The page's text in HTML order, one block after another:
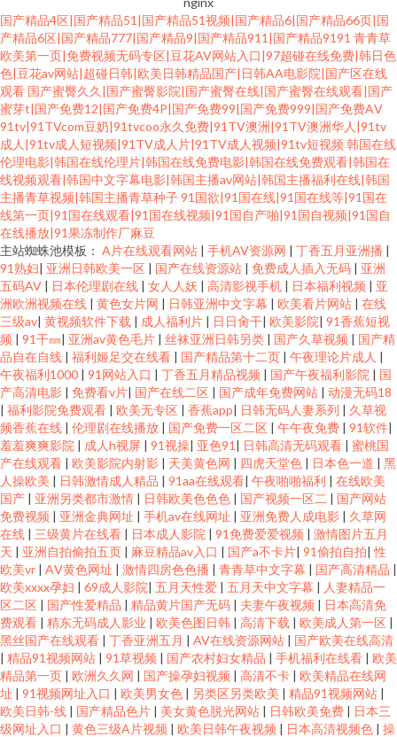
国产精品4区|国产精品51|国产精品51视频|国产精品6|国产精品66页|国
产精品6区|国产精品777|国产精品9|国产精品911|国产精品9191 青青草
欧美第一页|免费视频无码专区|豆花AV网站入口|97超碰在线免费|韩日色
色|豆花av网站|超碰日韩|欧美日韩精品国产|日韩AA电影院|国产区在线
观看 国产蜜臀久久|国产蜜臀影院|国产蜜臀在线|国产蜜臀在线观看|国产
蜜芽t|国产免费12|国产免费4P|国产免费99|国产免费999|国产免费AⅤ
91tv|91TVcom豆奶|91tvcoo永久免费|91TV澳洲|91TV澳洲华人|91tv
成人|91tv成人短视频|91TV成人片|91TV成人视频|91tv短视频 韩国在线
伦理电影|韩国在线伦理片|韩国在线免费电影|韩国在线免费观看|韩国在
线视频观看|韩国中文字幕电影|韩国主播av网站|韩国主播福利在线|韩国
主播青草视频|韩国主播青草种子91国欲|91国在线|91国在线等|91国在
线第一页|91国在线观看|91国在线视频|91国自产啪|91国自视频|91国自
在线播放|91果冻制作厂麻豆
主站蜘蛛池模板： A片在线观看网站 | 手机AV资源网 | 丁香五月亚洲播 |
91熟妇| 亚洲日韩欧美一区 | 国产在线资源站 | 免费成人插入无码 | 亚洲
五码AV | 日本伦理剧在线 | 女人人妖 | 高清影视手机 | 日本福利视频 | 亚
洲欧洲视频在线 | 黄色女片网 | 日韩亚洲中文字幕 | 欧美看片网站 | 在线
三级av| 黄视频软件下载 | 成人福利片 | 日日肏干| 欧美影院| 91香蕉短视
频 | 91干㎜| 亚洲av黄色毛片 | 丝袜亚洲日韩另类 | 国产久草视频 | 国产精
品自在自线 | 福利姬足交在线看 | 国产精品第十二页 | 午夜理论片成人 |
午夜福利1000 | 91网站入口 | 丁香五月精品视频 | 国产午夜福利影院 | 国
产高清电影 | 免费看v片| 国产在线二区 | 国产成年免费网站 | 动漫无码18
| 福利影院免费观看 | 欧美无专区 | 香蕉app| 日韩无码人妻系列 | 久草视
频香蕉在线 | 伦理剧在线播放 | 国产免费一区二区 | 午午夜免费 | 91软件|
羞羞爽爽影院 | 成人h视屏 | 91视操| 亚色91 | 日韩高清无码观看 | 蜜桃国
产在线观看 | 欧美影院内射影 | 天美黄色网 | 四虎天堂色 | 日本色一道 | 黑
人操欧美 | 日韩激情成人精品 | 91aa在线观看| 午夜啪啪福利 | 在线欧美
国产 | 亚洲另类都市激情 | 日韩欧美色色色 | 国产视频一区二 | 国产网站
免费视频 | 亚洲金典网址 | 手机av在线网址 | 亚洲免费人成电影 | 久草网
在线 | 三级黄片在线看 | 日本成人影院 | 91免费爱爱视频 | 激情图片五月
天 | 亚洲自拍偷拍五页 | 麻豆精品av入口 | 国产a不卡片| 91偷拍自拍|性
欧美vr | AⅤ黄色网址 | 激情四房色色播 | 青青草中文字幕 | 国产高清精品 |
欧美xxxx孕妇 | 69成人影院| 五月天性爱 | 五月天中文字幕 | 人妻精品一
区二区 | 国产性爱精品 | 精品黄片国产无码 | 夫妻午夜视频 | 日本高清免
费观看 | 精东无码成人影业 | 欧美色图日韩 | 高清下载 | 欧美成人第一区 |
黑丝国产在线观看 | 丁香亚洲五月 | AV在线资源网站 | 国产欧美在线高清
| 精品91视频网站 | 91草视频 | 国产农村妇女精品 | 手机福利在线看 | 欧美
精品第一页 | 欧洲久久网 | 国产操孕妇视频 | 高清不卡 | 欧美精品在线网
址 | 91视频网址入口 | 欧美男女色 | 另类区另类欧美 | 精品91视频网站 |
欧美日韩-线 | 国产精品色片 | 美女黄色脱光网站 | 日韩欧美免费 | 日本三
级网址入口 | 黄色三级A片视频 | 欧美日韩午夜视频 | 日本高清视频色 | 操